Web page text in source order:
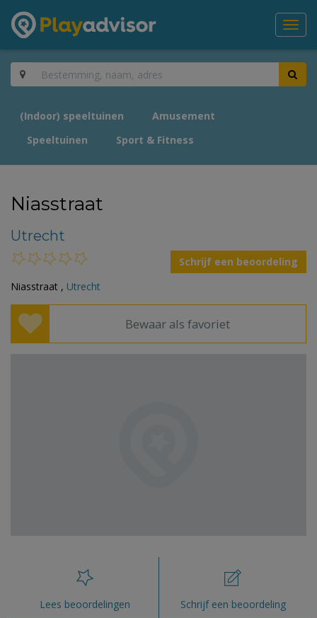
(Indoor) speeltuinen
Amusement
Speeltuinen
Sport & Fitness
Niasstraat
Utrecht
Schrijf een beoordeling
Niasstraat , Utrecht
Bewaar als favoriet
Lees beoordelingen Schrijf een beoordeling